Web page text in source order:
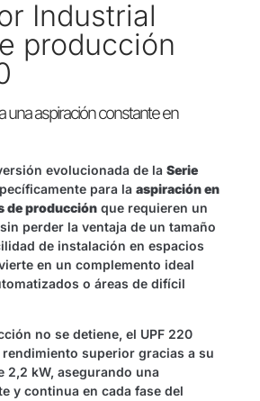
Industrial
producción
una aspiración constante en
evolucionada de la Serie
para la aspiración en
de producción que requieren un
perder la ventaja de un tamaño
de instalación en espacios
en un complemento ideal
o áreas de difícil
no se detiene, el UPF 220
superior gracias a su
2,2 kW, asegurando una
y continua en cada fase del